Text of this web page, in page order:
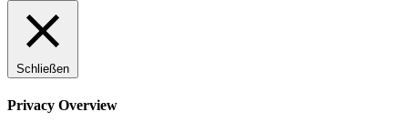
Schließen
Privacy Overview